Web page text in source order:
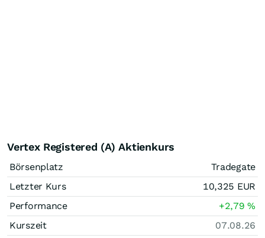
Vertex Registered (A) Aktienkurs
Börsenplatz
Tradegate
Letzter Kurs
10,325 EUR
Performance
+2,79%
Kurszeit
07.08.26